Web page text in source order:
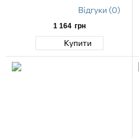
Відгуки (0)
1 164 грн
Купити